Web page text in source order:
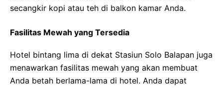
secangkir kopi atau teh di balkon kamar Anda.
Fasilitas Mewah yang Tersedia
Hotel bintang lima di dekat Stasiun Solo Balapan juga
menawarkan fasilitas mewah yang akan membuat
Anda betah berlama-lama di hotel. Anda dapat